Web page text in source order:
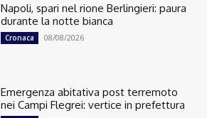
Napoli, spari nel rione Berlingieri: paura
durante la notte bianca
Cronaca 08/08/2026
Emergenza abitativa post terremoto
nei Campi Flegrei: vertice in prefettura